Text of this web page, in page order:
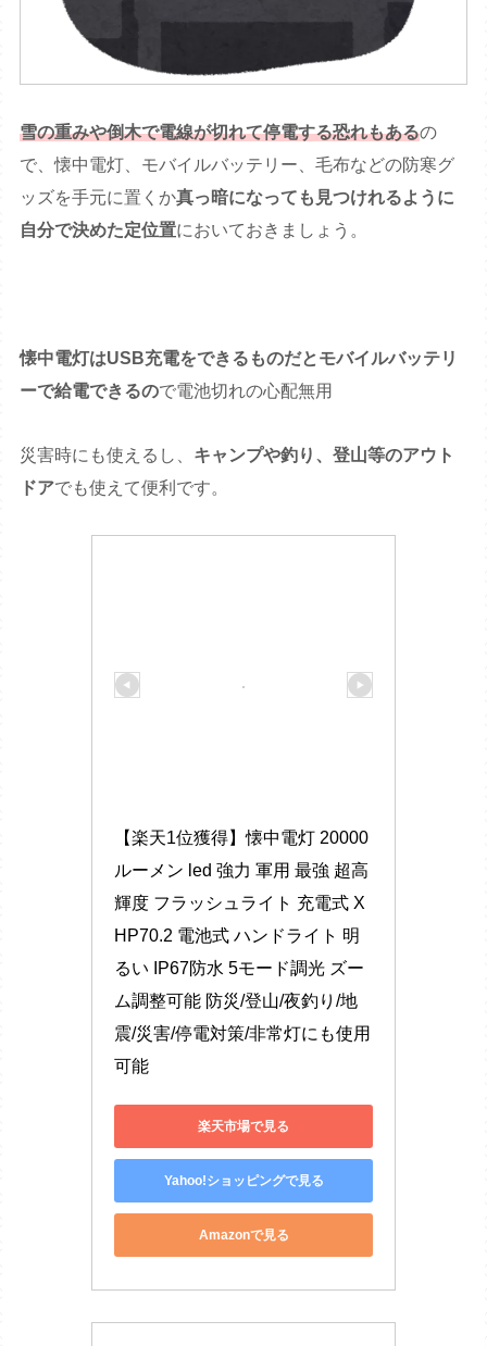
雪の重みや倒木で電線が切れて停電する恐れもあるの
で、懐中電灯、モバイルバッテリー、毛布などの防寒グ
ッズを手元に置くか真っ暗になっても見つけれるように
自分で決めた定位置においておきましょう。
懐中電灯はUSB充電をできるものだとモバイルバッテリ
ーで給電できるので電池切れの心配無用
災害時にも使えるし、 キャンプや釣り、登山等のアウト
ドアでも使えて便利です。
【楽天1位獲得】懐中電灯 20000
ルーメン led 強力 軍用 最強 超高
輝度 フラッシュライト 充電式 X
HP70.2 電池式 ハンドライト 明
るい IP67防水 5モード調光 ズー
ム調整可能 防災/登山/夜釣り/地
震/災害/停電対策/非常灯にも使用
可能
楽天市場で見る
Yahoo!ショッピングで見る
Amazonで見る